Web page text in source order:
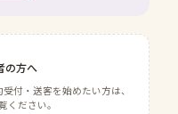
の方へ
付・送客を始めたい方は、
ください。